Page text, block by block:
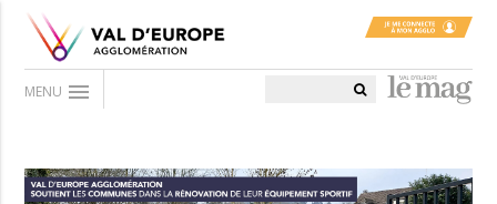
MENU menu